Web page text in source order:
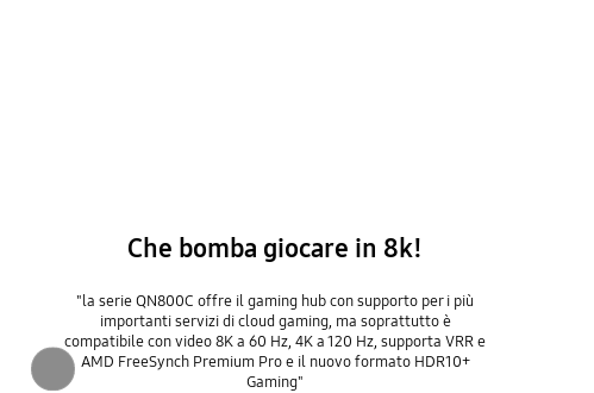
Che bomba giocare in 8k!
"la serie QN800C offre il gaming hub con supporto per i più
importanti servizi di cloud gaming, ma soprattutto è
compatibile con video 8K a 60 Hz, 4K a 120 Hz, supporta VRR e
AMD FreeSynch Premium Pro e il nuovo formato HDR10+
Gaming"